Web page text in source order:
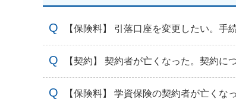
【保険料】 引落口座を変更したい。手
【契約】 契約者が亡くなった。契約に
【保険料】 学資保険の契約者が亡くな